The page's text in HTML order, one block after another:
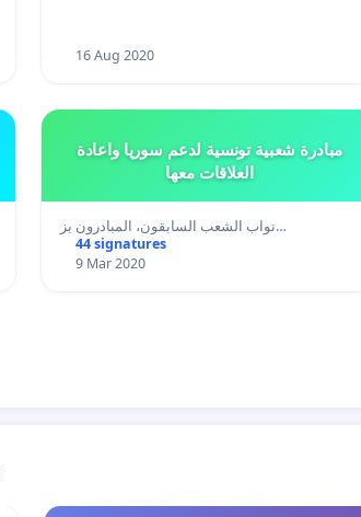
16 Aug 2020
مبادرة شعبية تونسية لدعم سوريا واعادة
العلاقات معها
نواب الشعب السابقون، المبادرون بز…
44 signatures
9 Mar 2020